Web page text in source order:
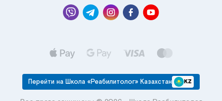
Перейти на Школа «Реабилитолог» Казахстан KZ